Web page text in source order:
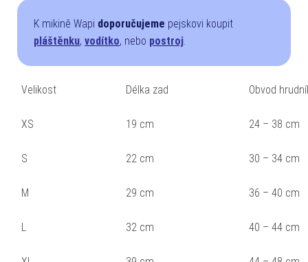
K mikině Wapi doporučujeme pejskovi koupit
pláštěnku, vodítko, nebo postroj
Velikost Délka zad Obvod
XS 19 cm 24 – 38 cm
S 22 cm 30 – 34 cm
M 29 cm 36 – 40 cm
L 32 cm 40 – 44 cm